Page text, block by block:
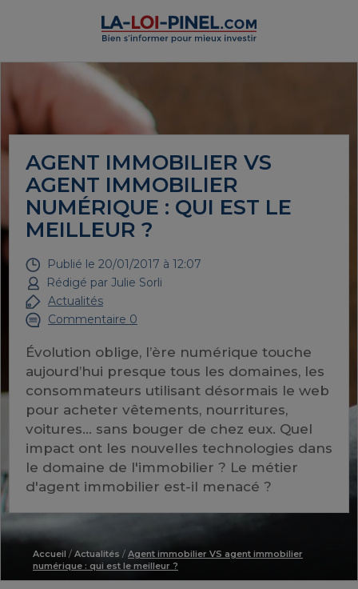
AGENT IMMOBILIER VS
AGENT IMMOBILIER
NUMÉRIQUE : QUI EST LE
MEILLEUR ?
Publié le 20/01/2017 à 12:07
Rédigé par Julie Sorli
Actualités
Commentaire 0
Évolution oblige, l’ère numérique touche
aujourd’hui presque tous les domaines, les
consommateurs utilisant désormais le web
pour acheter vêtements, nourritures,
voitures… sans bouger de chez eux. Quel
impact ont les nouvelles technologies dans
le domaine de l'immobilier ? Le métier
d'agent immobilier est-il menacé ?
Accueil / Actualités / Agent immobilier VS agent immobilier
numérique : qui est le meilleur ?